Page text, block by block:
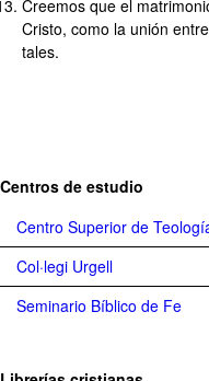
Creemos que el
Cristo, como la unión
tales.
Centros de estudio
Centro Superior de
Col·legi Urgell
Seminario Bíblico de Fe